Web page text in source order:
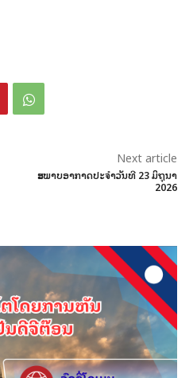
Next article
ສະພາບອາກາດປະຈໍາວັນທີ 23 ມິຖຸນາ
2026